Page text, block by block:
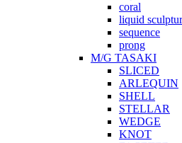
coral
liquid
sequence
prong
M/G TASAKI
SLICED
ARLEQUIN
SHELL
STELLAR
WEDGE
KNOT